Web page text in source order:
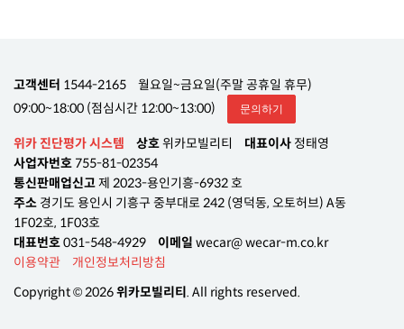
고객센터 1544-2165
월요일~금요일(주말 공휴일 휴무)
09:00~18:00 (점심시간 12:00~13:00)
문의하기
위카 진단평가 시스템 상호위카모빌리티 대표이사 정태영
사업자번호 755-81-02354
통신판매업신고제 2023-용인기흥-6932 호
주소 경기도 용인시 기흥구 중부대로 242 (영덕동, 오토허브) A동
1F02호, 1F03호
대표번호031-548-4929 이메일 wecar@ wecar-m.co.kr
이용약관
개인정보처리방침
Copyright © 2026위카모빌리티. All rights reserved.